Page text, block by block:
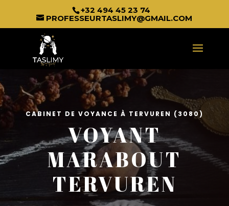
+32 494 45 23 74
PROFESSEURTASLIMY@GMAIL.COM
CABINET DE VOYANCE À TERVUREN (3080)
VOYANT
MARABOUT
TERVUREN